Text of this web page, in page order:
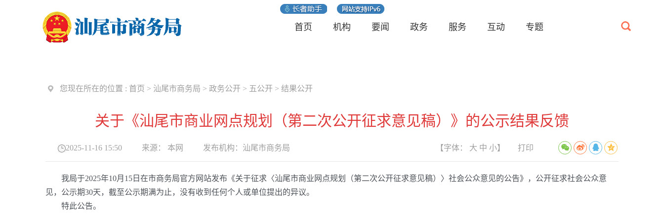
首页 机构 要闻 政务 服务 互动 专题
您现在所在的位置 : 首页 > 汕尾市商务局 > 政务公开 > 五公开 > 结果公开
关于《汕尾市商业网点规划（第二次公开征求意见稿）》的公示结果反馈
2025-11-16 15:50 来源： 本网 发布机构： 汕尾市商务局 【字体： 大 中 小】 打印
我局于2025年10月15日在市商务局官方网站发布《关于征求〈汕尾市商业网点规划（第二次公开征求意见稿）〉社会公众意见的公告》，公开征求社会公众意
见，公示期30天，截至公示期满为止，没有收到任何个人或单位提出的异议。
特此公告。